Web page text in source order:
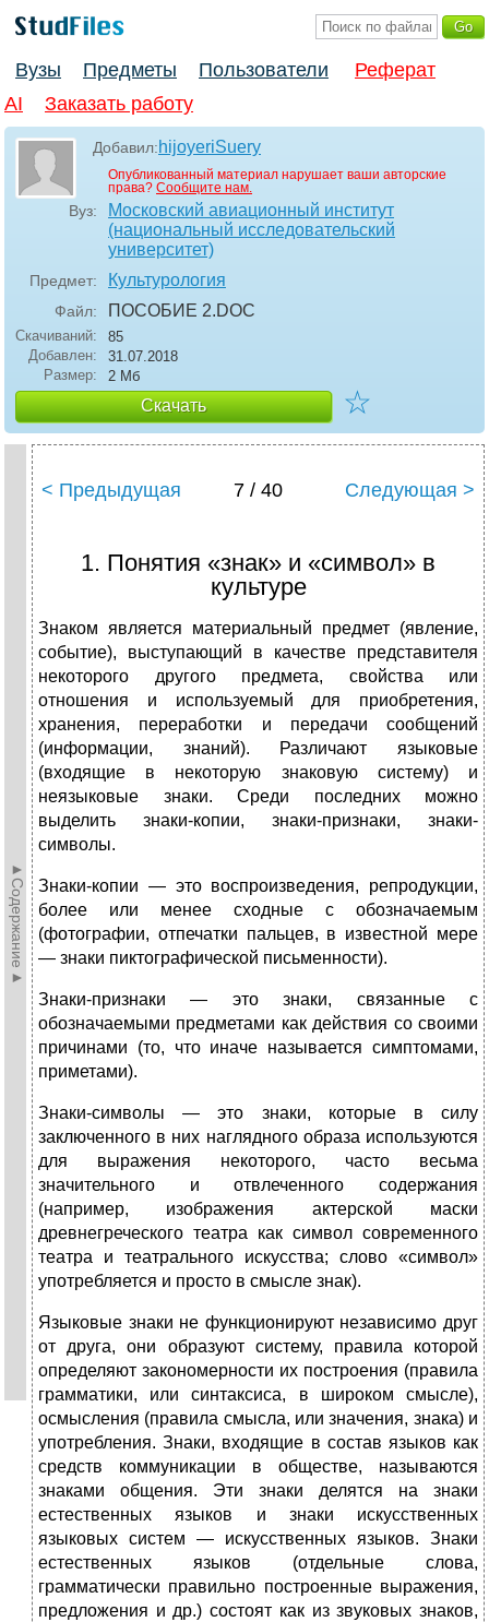
Вузы Предметы Пользователи
Реферат
AI
Заказать работу
Добавил:hijoyeriSuery
Опубликованный материал нарушает ваши авторские
права? Сообщите нам.
Вуз:
Московский авиационный институт
(национальный исследовательский
университет)
Предмет: Культурология
Файл: ПОСОБИЕ 2.DOC
Скачиваний:
85
Добавлен:
31.07.2018
Размер:
2 Мб
Скачать ☆
►Содержание►
< Предыдущая 7 / 40 Следующая >
1. Понятия «знак» и «символ» в
культуре
Знаком является материальный предмет (явление,
событие), выступающий в качестве представителя
некоторого другого предмета, свойства или
отношения и используемый для приобретения,
хранения, переработки и передачи сообщений
(информации, знаний). Различают языковые
(входящие в некоторую знаковую систему) и
неязыковые знаки. Среди последних можно
выделить знаки-копии, знаки-признаки, знаки-
символы.
Знаки-копии — это воспроизведения, репродукции,
более или менее сходные с обозначаемым
(фотографии, отпечатки пальцев, в известной мере
— знаки пиктографической письменности).
Знаки-признаки — это знаки, связанные с
обозначаемыми предметами как действия со своими
причинами (то, что иначе называется симптомами,
приметами).
Знаки-символы — это знаки, которые в силу
заключенного в них наглядного образа используются
для выражения некоторого, часто весьма
значительного и отвлеченного содержания
(например, изображения актерской маски
древнегреческого театра как символ современного
театра и театрального искусства; слово «символ»
употребляется и просто в смысле знак).
Языковые знаки не функционируют независимо друг
от друга, они образуют систему, правила которой
определяют закономерности их построения (правила
грамматики, или синтаксиса, в широком смысле),
осмысления (правила смысла, или значения, знака) и
употребления. Зна­ки, входящие в состав языков как
средств коммуникации в обществе, называются
знаками общения. Эти знаки делятся на знаки
естественных языков и знаки искусственных
языковых систем — искусственных языков. Знаки
естественных языков (отдельные слова,
грамматически правильно построенные выражения,
предложения и др.) состоят как из звуковых знаков,